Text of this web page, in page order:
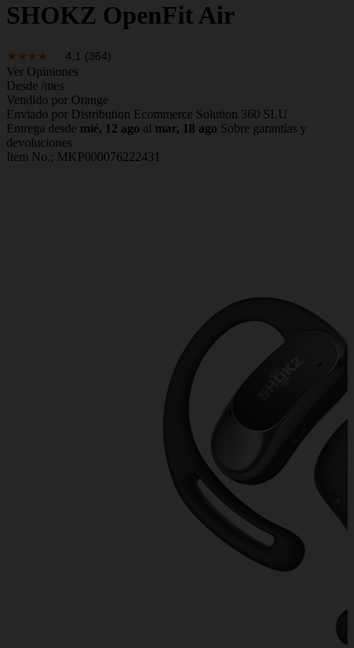
SHOKZ OpenFit Air
4.1 (364)
Ver Opiniones
Desde /mes
Vendido por Orange
Enviado por Distribution Ecommerce Solution 360 SLU
Entrega desde mié, 12 ago al mar, 18 ago Sobre garantías y
devoluciones
Item No.; MKP000076222431